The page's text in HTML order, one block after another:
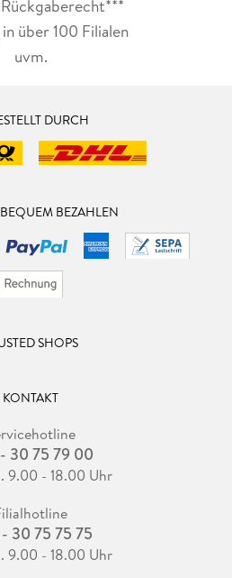
über 100 Filialen
uvm.
DURCH
BEZAHLEN
SHOPS
KONTAKT
30 75 79 00
9.00 - 18.00 Uhr
30 75 75 75
9.00 - 18.00 Uhr